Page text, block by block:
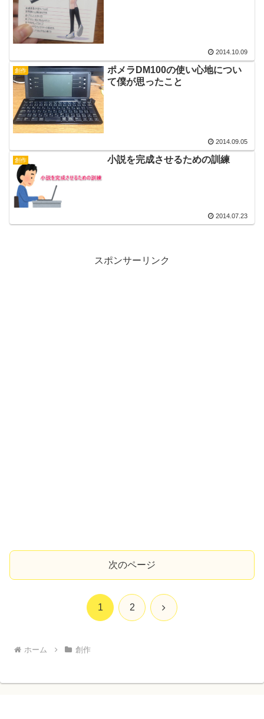
2014.10.09
創作
ポメラDM100の使い心地につい
て僕が思ったこと
2014.09.05
創作 小説を完成させるための訓練
2014.07.23
スポンサーリンク
次のページ
1 2 次
ホーム 創作